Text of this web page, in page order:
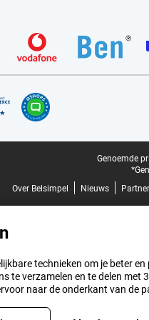
Genoemde
Over Belsimpel
Nieuws
technieken om je beter
te verzamelen en te delen
naar de onderkant van de